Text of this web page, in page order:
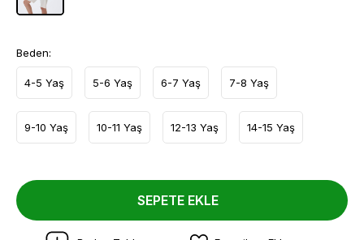
Beden:
4-5 Yaş 5-6 Yaş 6-7 Yaş 7-8 Yaş
9-10 Yaş 10-11 Yaş 12-13 Yaş 14-15 Yaş
SEPETE EKLE